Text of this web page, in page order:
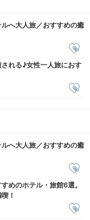
へ大人旅／おすすめの癒
される♪女性一人旅におす
へ大人旅／おすすめの癒
めのホテル・旅館6選。
！